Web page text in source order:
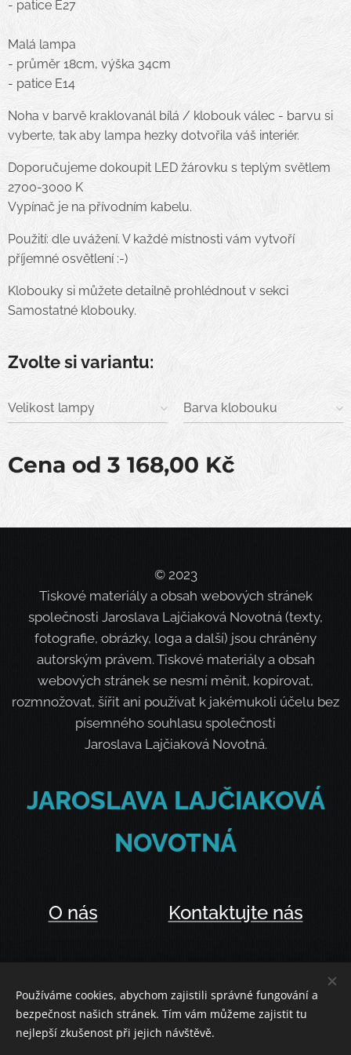
- patice E27
Malá lampa
- průměr 18cm, výška 34cm
- patice E14
Noha v barvě kraklovanál bílá / klobouk válec - barvu si
vyberte, tak aby lampa hezky dotvořila váš interiér.
Doporučujeme dokoupit LED žárovku s teplým světlem
2700-3000 K
Vypínač je na přívodním kabelu.
Použití: dle uvážení. V každé místnosti vám vytvoří
příjemné osvětlení :-)
Klobouky si můžete detailně prohlédnout v sekci
Samostatné klobouky.
Zvolte si variantu:
Velikost lampy Barva klobouku
Cena od 3 168,00 Kč
© 2023
Tiskové materiály a obsah webových stránek
společnosti Jaroslava Lajčiaková Novotná (texty,
fotografie, obrázky, loga a další) jsou chráněny
autorským právem. Tiskové materiály a obsah
webových stránek se nesmí měnit, kopírovat,
rozmnožovat, šířit ani používat k jakémukoli účelu bez
písemného souhlasu společnosti
Jaroslava Lajčiaková Novotná.
JAROSLAVALAJČIAKOVÁ
NOVOTNÁ
O nás Kontaktujte nás
Vytvořeno službouWebnode Cookies
Používáme cookies, abychom zajistili správné fungování a
bezpečnost našich stránek. Tím vám můžeme zajistit tu
nejlepší zkušenost při jejich návštěvě.